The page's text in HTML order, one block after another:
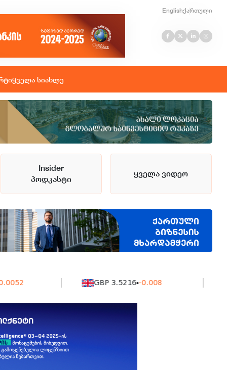
Englishქართული
ყველა სიახლე
Insider
პოდკასტი
ყველა ვიდეო
GBP 3.5216 -0.008